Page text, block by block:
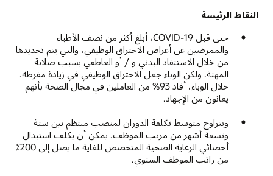
النقاط الرئيسة
حتى قبل COVID-19، أبلغ أكثر من نصف الأطباء
والممرضين عن أعراض الاحتراق الوظيفي، والتي يتم تحديدها
من خلال الاستنفاد البدني و / أو العاطفي بسبب صلابة
المهنة. ولكن الوباء جعل الاحتراق الوظيفي في زيادة مفرطة.
خلال الوباء، أفاد 93% من العاملين في مجال الصحة بأنهم
يعانون من الإجهاد.
ويتراوح متوسط تكلفة الدوران لمنصب منتظم بين ستة
وتسعة أشهر من مرتب الموظف. يمكن أن يكلف استبدال
أخصائي الرعاية الصحية المتخصص للغاية ما يصل إلى 200٪
من راتب الموظف السنوي.